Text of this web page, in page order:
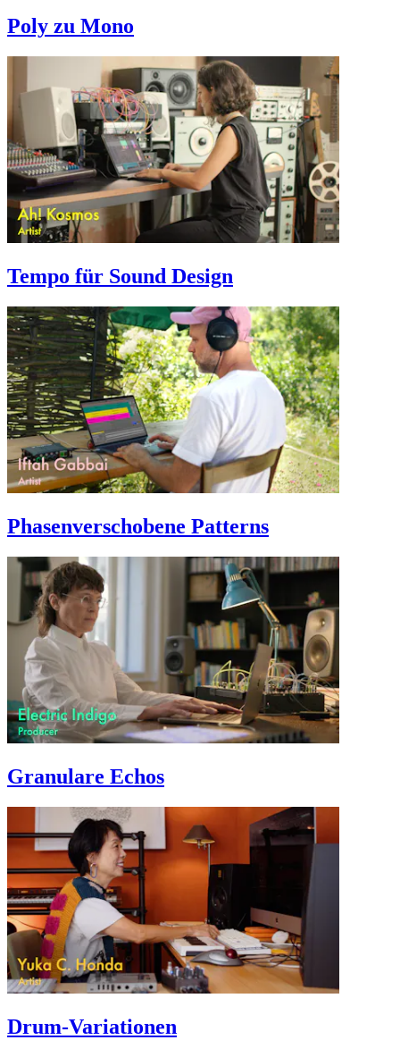
Poly zu Mono
Tempo für Sound Design
Phasenverschobene Patterns
Granulare Echos
Drum-Variationen